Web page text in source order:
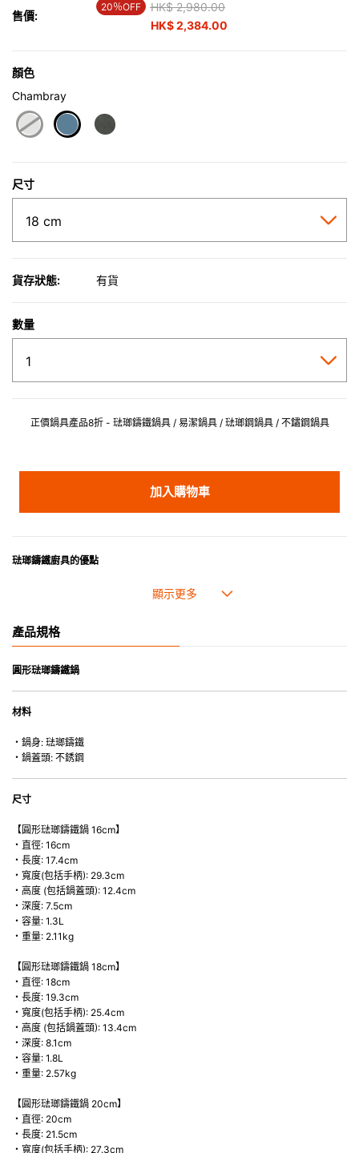
售價:
20％OFF Price reduced from
HK$ 2,980.00to
HK$ 2,384.00
顏色
Chambray
尺寸
貨存狀態: 有貨
數量
正價鍋具產品8折 - 琺瑯鑄鐵鍋具 / 易潔鍋具 / 琺瑯鋼鍋具 / 不鏽鋼鍋具
加入購物車
琺瑯鑄鐵廚具的優點
• 琺瑯鑄鐵傳熱性均勻，不會產生過熱點。
• 重身的鍋蓋能有助防止蒸氣溜走,易於 保持食物的原汁原味。
• 琺瑯抗酸鹼，不會殘留氣味，安全衛生。
產品規格
圓形琺瑯鑄鐵鍋
材料
・鍋身: 琺瑯鑄鐵
・鍋蓋頭: 不銹鋼
尺寸
【圓形琺瑯鑄鐵鍋 16cm】
・直徑: 16cm
・長度: 17.4cm
・寬度(包括手柄): 29.3cm
・高度 (包括鍋蓋頭): 12.4cm
・深度: 7.5cm
・容量: 1.3L
・重量: 2.11kg
【圓形琺瑯鑄鐵鍋 18cm】
・直徑: 18cm
・長度: 19.3cm
・寬度(包括手柄): 25.4cm
・高度 (包括鍋蓋頭): 13.4cm
・深度: 8.1cm
・容量: 1.8L
・重量: 2.57kg
【圓形琺瑯鑄鐵鍋 20cm】
・直徑: 20cm
・長度: 21.5cm
・寬度(包括手柄): 27.3cm